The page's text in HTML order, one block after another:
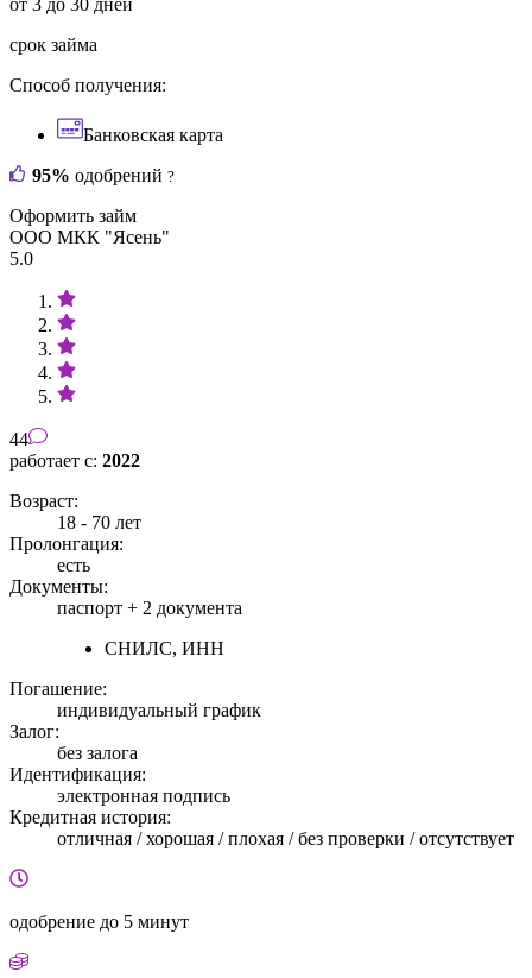
срок займа
Способ получения:
Банковская карта
95% одобрений ?
Оформить займ
ООО МКК "Ясень"
5.0
44
работает с: 2022
Возраст:
18 - 70 лет
Пролонгация:
есть
Документы:
паспорт + 2 документа
СНИЛС, ИНН
Погашение:
индивидуальный график
Залог:
без залога
Идентификация:
электронная подпись
Кредитная история:
отличная / хорошая / плохая / без проверки / отсутствует
одобрение до 5 минут